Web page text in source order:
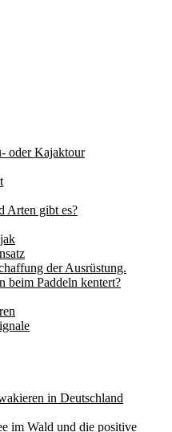
oder Kajaktour
Arten gibt es?
der Ausrüstung.
beim Paddeln kentert?
in Deutschland
im Wald und die positive